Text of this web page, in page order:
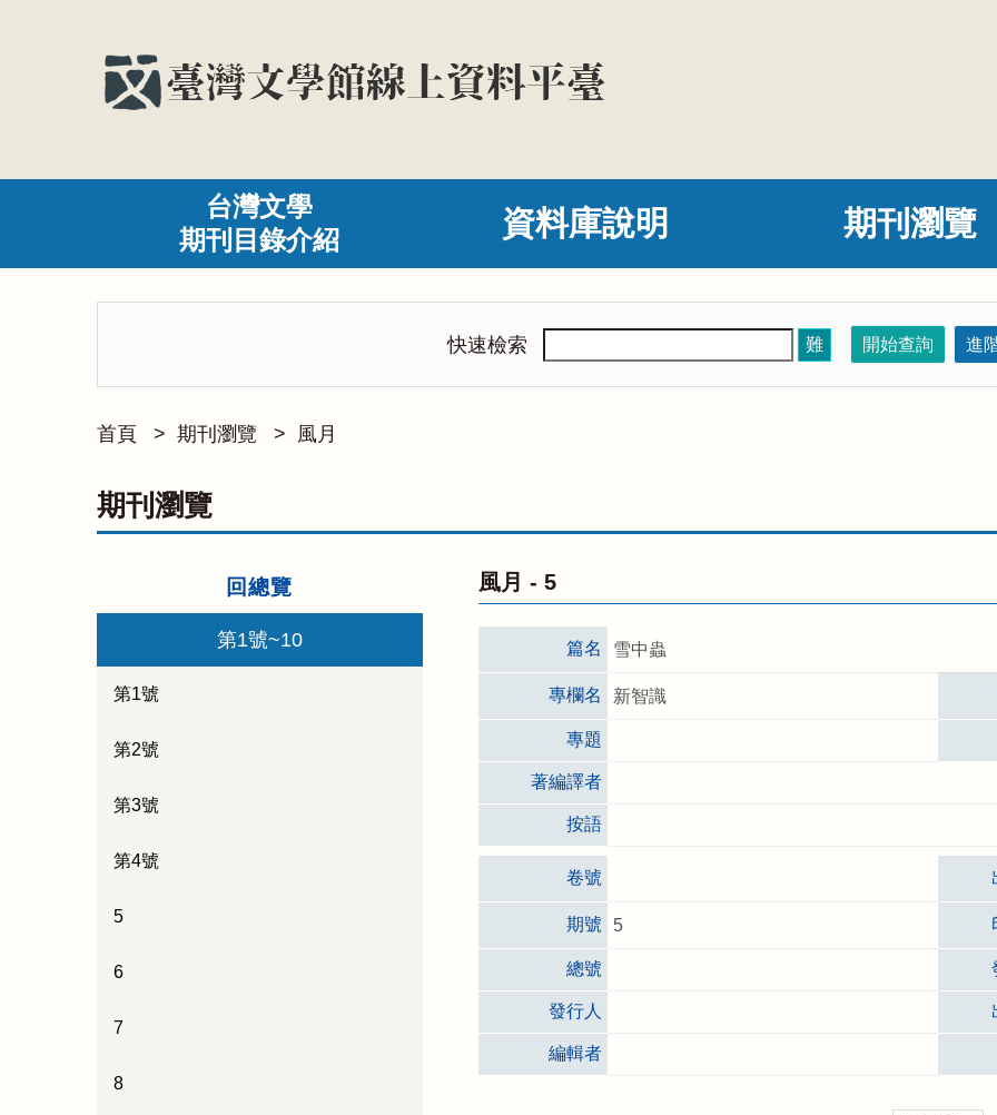
台灣文學
期刊目錄介紹
資料庫說明 期刊瀏覽
快速檢索 難 開始查詢 進
首頁 > 期刊瀏覽 > 風月
期刊瀏覽
回總覽
第1號~10
第1號
第2號
第3號
第4號
5
6
7
8
風月 - 5
篇名 雪中蟲
專欄名 新智識
專題
著編譯者
按語
卷號
期號 5
總號
發行人
編輯者